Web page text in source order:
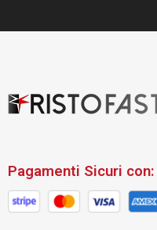
Pagamenti Sicuri con: